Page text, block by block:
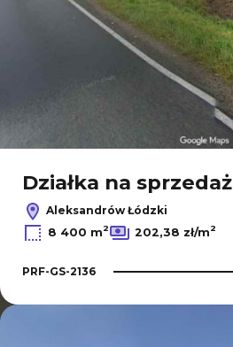
Działka na sprzedaż
Aleksandrów Łódzki
8 400 m2 202,38 zł/m2
PRF-GS-2136